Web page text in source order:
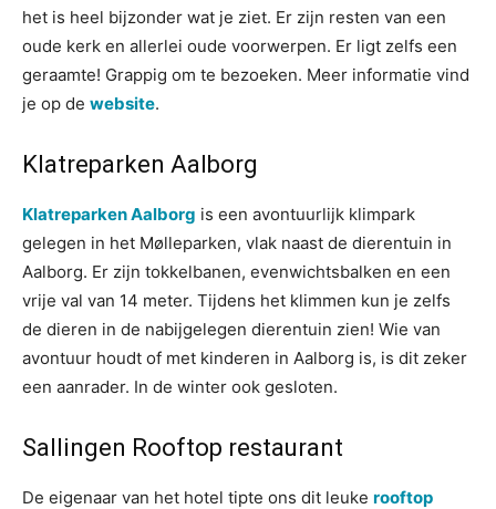
het is heel bijzonder wat je ziet. Er zijn resten van een
oude kerk en allerlei oude voorwerpen. Er ligt zelfs een
geraamte! Grappig om te bezoeken. Meer informatie vind
je op de website.
Klatreparken Aalborg
Klatreparken Aalborg is een avontuurlijk klimpark
gelegen in het Mølleparken, vlak naast de dierentuin in
Aalborg. Er zijn tokkelbanen, evenwichtsbalken en een
vrije val van 14 meter. Tijdens het klimmen kun je zelfs
de dieren in de nabijgelegen dierentuin zien! Wie van
avontuur houdt of met kinderen in Aalborg is, is dit zeker
een aanrader. In de winter ook gesloten.
Sallingen Rooftop restaurant
De eigenaar van het hotel tipte ons dit leuke rooftop